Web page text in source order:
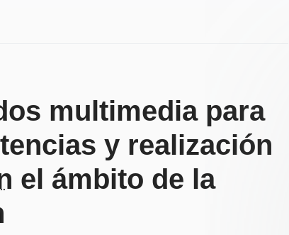
multimedia para
y realización
el ámbito de la